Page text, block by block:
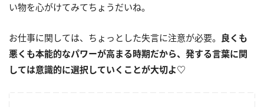
い物を心がけてみてちょうだいね。
お仕事に関しては、ちょっとした失言に注意が必要。 良くも
悪くも本能的なパワーが高まる時期だから、発する言葉に関
しては意識的に選択していくことが大切よ♡